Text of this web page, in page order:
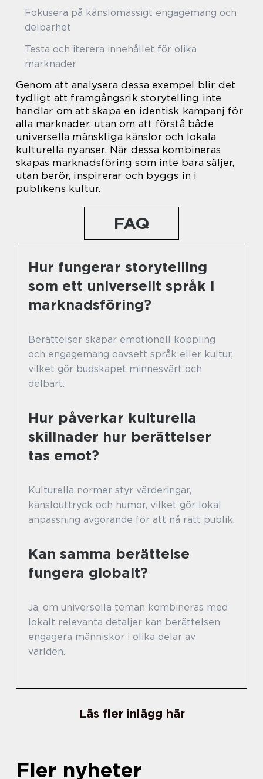
Fokusera på känslomässigt engagemang och
delbarhet
Testa och iterera innehållet för olika
marknader
Genom att analysera dessa exempel blir det
tydligt att framgångsrik storytelling inte
handlar om att skapa en identisk kampanj för
alla marknader, utan om att förstå både
universella mänskliga känslor och lokala
kulturella nyanser. När dessa kombineras
skapas marknadsföring som inte bara säljer,
utan berör, inspirerar och byggs in i
publikens kultur.
FAQ
Hur fungerar storytelling
som ett universellt språk i
marknadsföring?
Berättelser skapar emotionell koppling
och engagemang oavsett språk eller kultur,
vilket gör budskapet minnesvärt och
delbart.
Hur påverkar kulturella
skillnader hur berättelser
tas emot?
Kulturella normer styr värderingar,
känslouttryck och humor, vilket gör lokal
anpassning avgörande för att nå rätt publik.
Kan samma berättelse
fungera globalt?
Ja, om universella teman kombineras med
lokalt relevanta detaljer kan berättelsen
engagera människor i olika delar av
världen.
Läs fler inlägg här
Fler nyheter